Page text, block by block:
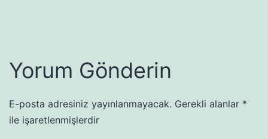
Yorum Gönderin
E-posta adresiniz yayınlanmayacak. Gerekli alanlar *
ile işaretlenmişlerdir